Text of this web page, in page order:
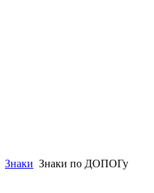
Знаки Знаки по ДОПОГу